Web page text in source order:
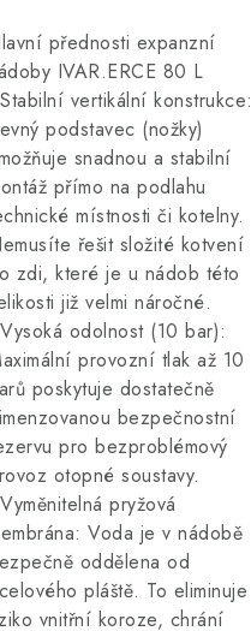
přednosti expanzní
IVAR.ERCE 80 L
Stabilní vertikální konstrukce:
podstavec (nožky)
snadnou a stabilní
přímo na podlahu
místnosti či kotelny.
řešit složité kotvení
zdi, které je u nádob této
již velmi náročné.
Vysoká odolnost (10 bar):
provozní tlak až 10
poskytuje dostatečně
bezpečnostní
pro bezproblémový
otopné soustavy.
pryžová
Voda je v nádobě
oddělena od
pláště. To eliminuje
vnitřní koroze, chrání